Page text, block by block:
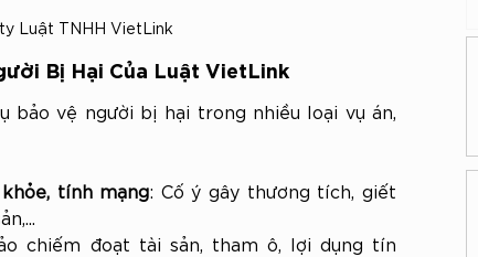
Luật TNHH VietLink
Bị Hại Của Luật VietLink
bảo vệ người bị hại trong nhiều loại vụ án,
tính mạng: Cố ý gây thương tích, giết
chiếm đoạt tài sản, tham ô, lợi dụng tín